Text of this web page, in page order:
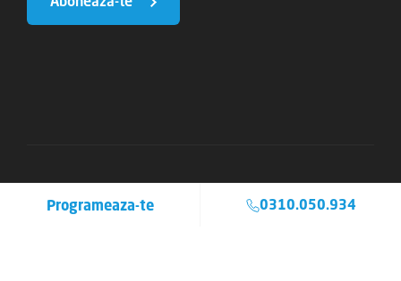
Programeaza-te 0310.050.934